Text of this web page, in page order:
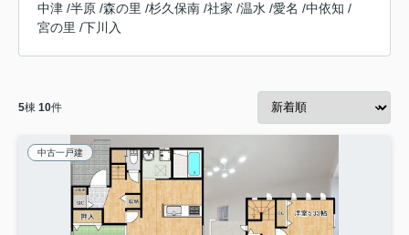
中津 /半原 /森の里 /杉久保南 /社家 /温水 /愛名 /中依知 /
宮の里 /下川入
5棟 10件
中古一戸建